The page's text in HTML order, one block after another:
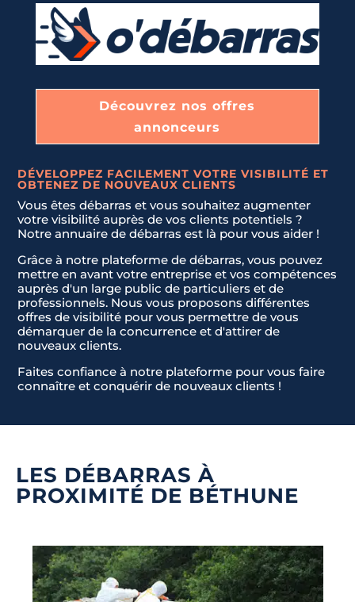
Découvrez nos offres
annonceurs
DÉVELOPPEZ FACILEMENT VOTRE VISIBILITÉ ET
OBTENEZ DE NOUVEAUX CLIENTS
Vous êtes débarras et vous souhaitez augmenter
votre visibilité auprès de vos clients potentiels ?
Notre annuaire de débarras est là pour vous aider !
Grâce à notre plateforme de débarras, vous pouvez
mettre en avant votre entreprise et vos compétences
auprès d'un large public de particuliers et de
professionnels. Nous vous proposons différentes
offres de visibilité pour vous permettre de vous
démarquer de la concurrence et d'attirer de
nouveaux clients.
Faites confiance à notre plateforme pour vous faire
connaître et conquérir de nouveaux clients !
LES DÉBARRAS À
PROXIMITÉ DE BÉTHUNE
Envoyer la demande